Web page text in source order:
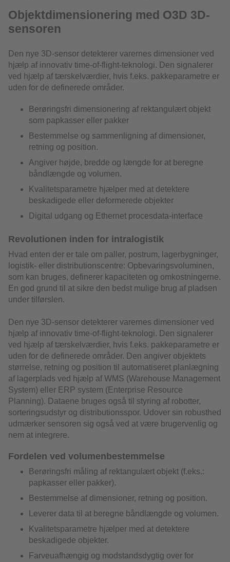
Objektdimensionering med O3D 3D-
sensoren
Den nye 3D-sensor detekterer varernes dimensioner ved
hjælp af innovativ time-of-flight-teknologi. Den signalerer
ved hjælp af tærskelværdier, hvis f.eks. pakkeparametre er
uden for de definerede områder.
Berøringsfri dimensionering af rektangulært objekt
som papkasser eller pakker
Bestemmelse og sammenligning af dimensioner,
retning og position.
Angiver højde, bredde og længde for at beregne
båndlængde og volumen.
Kvalitetsparametre hjælper med at detektere
beskadigede eller deformerede objekter
Digital udgang og Ethernet procesdata-interface
Revolutionen inden for intralogistik
Hvad enten der er tale om paller, postrum, lagerbygninger,
logistik- eller distributionscentre: Opbevaringsvoluminen,
som kan bruges, definerer kapaciteten og omkostningerne.
En god grund til at sikre den bedst mulige brug af pladsen
under tilførslen.
Den nye 3D-sensor detekterer varernes dimensioner ved
hjælp af innovativ time-of-flight-teknologi. Den signalerer
ved hjælp af tærskelværdier, hvis f.eks. pakkeparametre er
uden for de definerede områder. Den angiver objektets
størrelse, retning og position til automatiseret planlægning
af lagerplads ved hjælp af WMS (Warehouse Management
System) eller ERP system (Enterprise Resource
Planning). Dataene bruges også til styring af robotter,
sorteringsudstyr og distributionsspor. Udover sin robusthed
udmærker sensoren sig også ved at være brugervenlig og
nem at integrere.
Fordelen ved volumenbestemmelse
Berøringsfri måling af rektangulært objekt (f.eks.:
papkasser eller pakker).
Bestemmelse af dimensioner, retning og position.
Leverer data til at beregne båndlængde og volumen.
Kvalitetsparametre hjælper med at detektere
beskadigede objekter.
Farveuafhængig og modstandsdygtig over for